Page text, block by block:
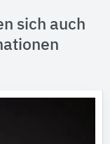
sich auch